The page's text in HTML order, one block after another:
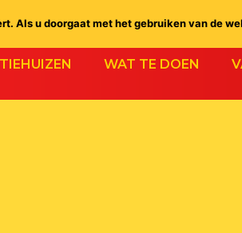
WAT TE DOEN
Als u doorgaat met het gebruiken van de